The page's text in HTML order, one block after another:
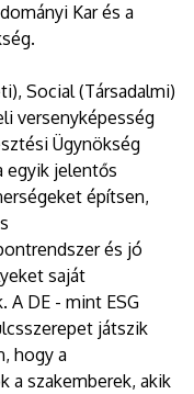
Kar és a
Social (Társadalmi)
versenyképesség
Ügynökség
egyik jelentős
építsen,
és jó
saját
A DE - mint ESG
játszik
hogy a
a szakemberek, akik